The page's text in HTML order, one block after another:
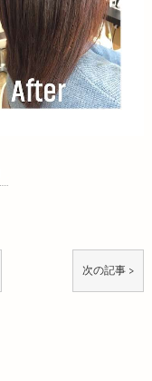
次の記事 >